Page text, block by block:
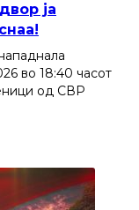
ја
во 18:40 часот
од СВР